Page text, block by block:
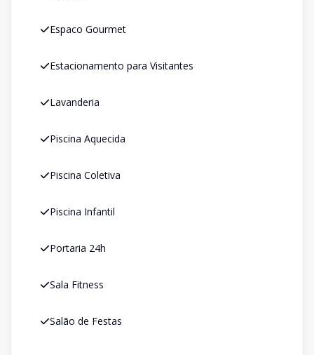
Espaco Gourmet
Estacionamento para Visitantes
Lavanderia
Piscina Aquecida
Piscina Coletiva
Piscina Infantil
Portaria 24h
Sala Fitness
Salão de Festas